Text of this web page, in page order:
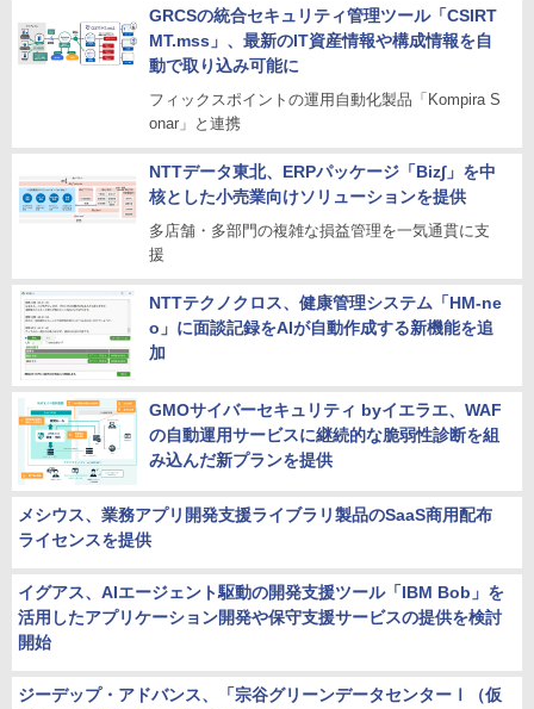
GRCSの統合セキュリティ管理ツール「CSIRT
MT.mss」、最新のIT資産情報や構成情報を自
動で取り込み可能に
フィックスポイントの運用自動化製品「Kompira S
onar」と連携
NTTデータ東北、ERPパッケージ「Biz∫」を中
核とした小売業向けソリューションを提供
多店舗・多部門の複雑な損益管理を一気通貫に支
援
NTTテクノクロス、健康管理システム「HM-ne
o」に面談記録をAIが自動作成する新機能を追
加
GMOサイバーセキュリティ byイエラエ、WAF
の自動運用サービスに継続的な脆弱性診断を組
み込んだ新プランを提供
メシウス、業務アプリ開発支援ライブラリ製品のSaaS商用配布
ライセンスを提供
イグアス、AIエージェント駆動の開発支援ツール「IBM Bob」を
活用したアプリケーション開発や保守支援サービスの提供を検討
開始
ジーデップ・アドバンス、「宗谷グリーンデータセンターⅠ（仮